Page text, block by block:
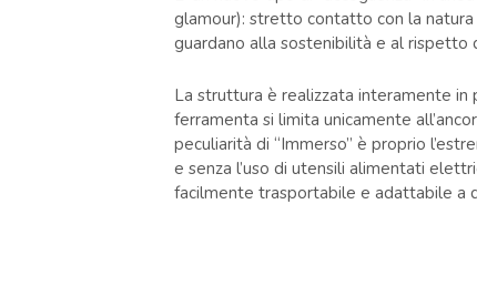
glamour): stretto contatto con la
guardano alla sostenibilità e al rispetto
La struttura è realizzata interamente in
ferramenta si limita unicamente
peculiarità di “Immerso” è proprio
e senza l’uso di utensili alimentati
facilmente trasportabile e adattabile a